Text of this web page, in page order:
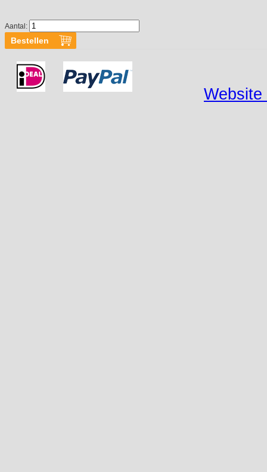
Aantal:
Website